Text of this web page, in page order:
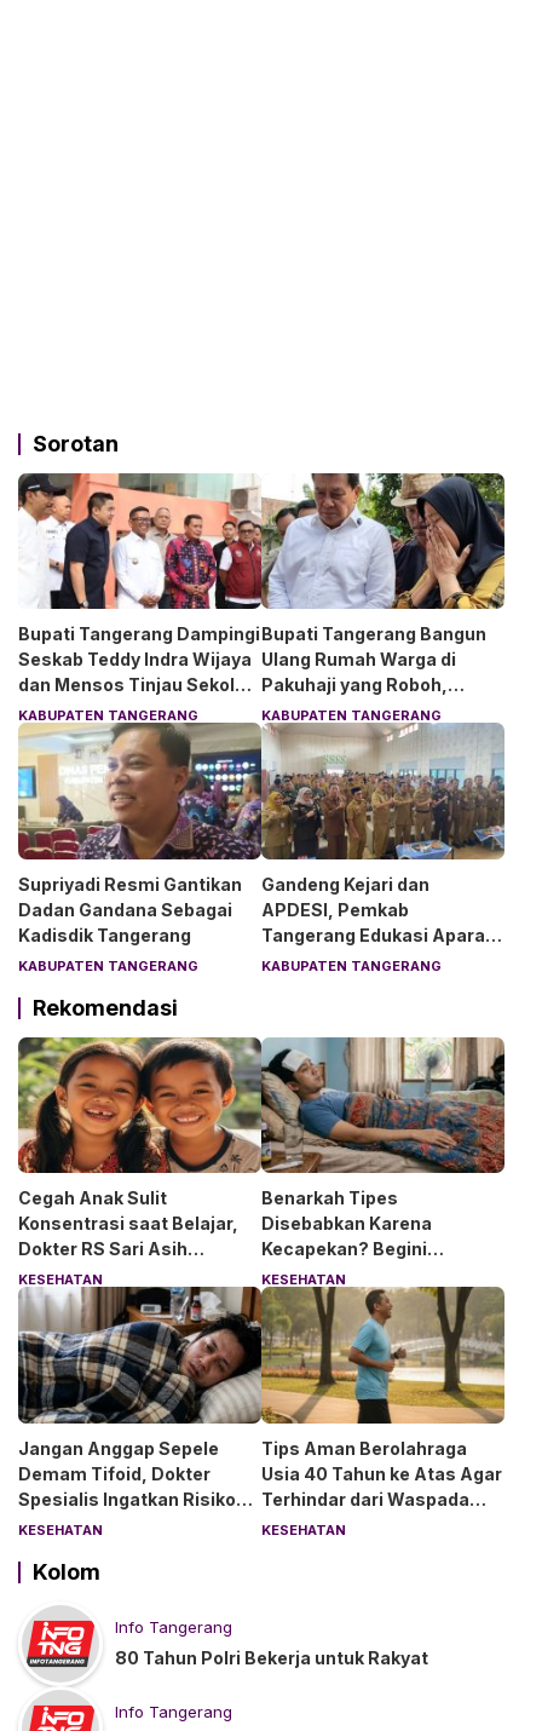
Sorotan
Bupati Tangerang Dampingi
Seskab Teddy Indra Wijaya
dan Mensos Tinjau Sekolah
Rakyat di Curug
KABUPATEN TANGERANG
Bupati Tangerang Bangun
Ulang Rumah Warga di
Pakuhaji yang Roboh,
Pemilik Menangis Haru
KABUPATEN TANGERANG
Supriyadi Resmi Gantikan
Dadan Gandana Sebagai
Kadisdik Tangerang
KABUPATEN TANGERANG
Gandeng Kejari dan
APDESI, Pemkab
Tangerang Edukasi Aparat
Desa Soal Hukum
KABUPATEN TANGERANG
Rekomendasi
Cegah Anak Sulit
Konsentrasi saat Belajar,
Dokter RS Sari Asih
Anjurkan 6 Asupan Ini
KESEHATAN
Benarkah Tipes
Disebabkan Karena
Kecapekan? Begini
Penjelasan Dokter RS Sari
Asih Bintaro
KESEHATAN
Jangan Anggap Sepele
Demam Tifoid, Dokter
Spesialis Ingatkan Risiko
Kebocoran Usus
KESEHATAN
Tips Aman Berolahraga
Usia 40 Tahun ke Atas Agar
Terhindar dari Waspada
“Angin Duduk”
KESEHATAN
Kolom
Info Tangerang
80 Tahun Polri Bekerja untuk Rakyat
Info Tangerang